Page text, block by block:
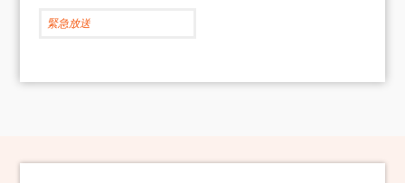
緊急放送